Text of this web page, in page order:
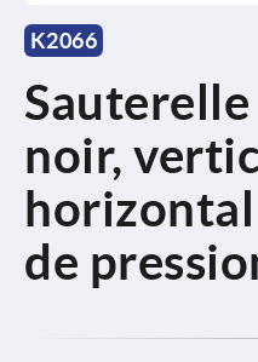
K2066
noir,
de